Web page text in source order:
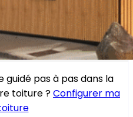
guidé pas à pas dans la
toiture ?Configurer ma